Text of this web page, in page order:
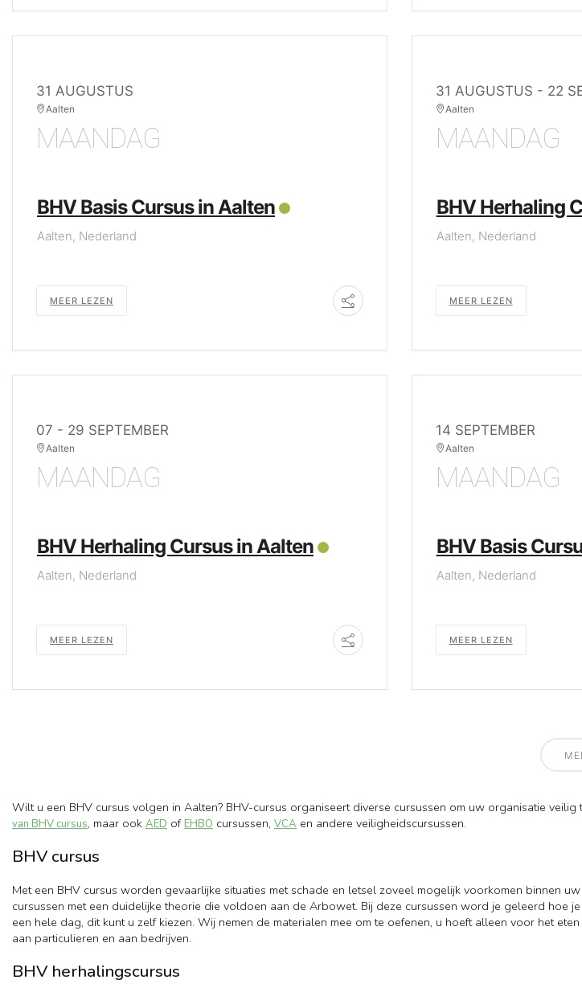
31 AUGUSTUS
Aalten
MAANDAG
BHV Basis Cursus in Aalten
Aalten, Nederland
MEER LEZEN
31 AUGUSTUS - 22
Aalten
MAANDAG
BHV Herhaling
Aalten, Nederland
MEER LEZEN
07 - 29 SEPTEMBER
Aalten
MAANDAG
BHV Herhaling Cursus in Aalten
Aalten, Nederland
MEER LEZEN
14 SEPTEMBER
Aalten
MAANDAG
BHV Basis
Aalten, Nederland
MEER LEZEN
Wilt u een BHV cursus volgen in Aalten? BHV-cursus organiseert diverse cursussen om uw organisatie
van BHV cursus, maar ook AED ofEHBO cursussen, VCA en andere veiligheidscursussen.
BHV cursus
Met een BHV cursus worden gevaarlijke situaties met schade en letsel zoveel mogelijk voorkomen binnen
cursussen met een duidelijke theorie die voldoen aan de Arbowet. Bij deze cursussen word je geleerd hoe
een hele dag, dit kunt u zelf kiezen. Wij nemen de materialen mee om te oefenen, u hoeft alleen voor het
aan particulieren en aan bedrijven.
BHV herhalingscursus